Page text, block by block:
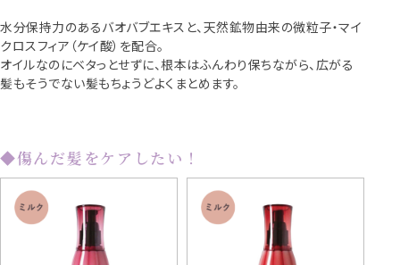
水分保持力のあるバオバブエキスと、天然鉱物由来の微粒子・マイ
クロスフィア（ケイ酸）を配合。
オイルなのにベタっとせずに、根本はふんわり保ちながら、広がる
髪もそうでない髪もちょうどよくまとめます。
◆傷んだ髪をケアしたい！